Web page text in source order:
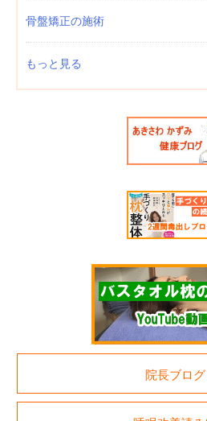
骨盤矯正の施術
もっと見る
院長ブロ